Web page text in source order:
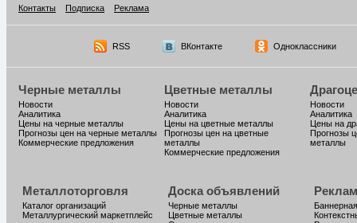
Контакты
Подписка Реклама
RSS ВКонтакте Одноклассники
Черные металлы
Новости
Аналитика
Цены на черные металлы
Прогнозы цен на черные металлы
Коммерческие предложения
Цветные металлы
Новости
Аналитика
Цены на цветные металлы
Прогнозы цен на цветные
металлы
Коммерческие предложения
Новости
Аналитика
Цены на
Прогнозы
металлы
Металлоторговля
Каталог организаций
Металлургический маркетплейс
Доска объявлений
Черные металлы
Цветные металлы